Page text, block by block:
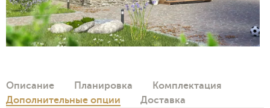
Описание Планировка
Комплектация
Дополнительные опции
Доставка